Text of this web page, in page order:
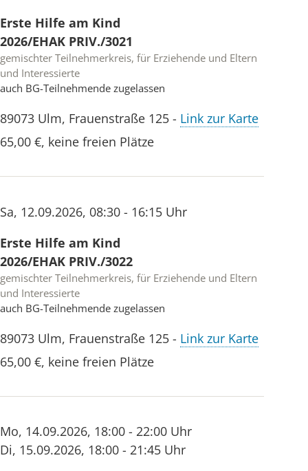
Erste Hilfe am Kind
2026/EHAK PRIV./3021
gemischter Teilnehmerkreis, für Erziehende und Eltern
und Interessierte
auch BG-Teilnehmende zugelassen
89073 Ulm, Frauenstraße 125 - Link zur Karte
65,00 €, keine freien Plätze
Sa, 12.09.2026, 08:30 - 16:15 Uhr
Erste Hilfe am Kind
2026/EHAK PRIV./3022
gemischter Teilnehmerkreis, für Erziehende und Eltern
und Interessierte
auch BG-Teilnehmende zugelassen
89073 Ulm, Frauenstraße 125 - Link zur Karte
65,00 €, keine freien Plätze
Mo, 14.09.2026, 18:00 - 22:00 Uhr
Di, 15.09.2026, 18:00 - 21:45 Uhr